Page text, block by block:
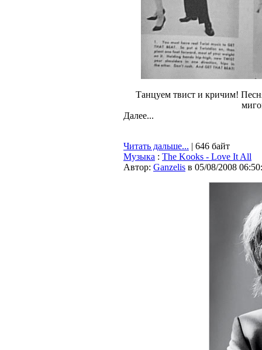
Танцуем твист и кричим!
Далее...
Читать дальше... | 646 байт
Музыка : The Kooks - Love It All
Автор: Ganzelis в 05/08/2008